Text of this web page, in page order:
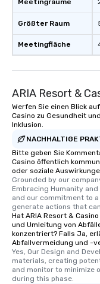
Meetingräume
Größter Raum
Meetingfläche
ARIA Resort &
Werfen Sie einen Blick
Casino zu Gesundheit
Inklusion.
NACHHALTIGE
Bitte geben Sie
Casino öffentlich
oder soziale
Grounded by our
Embracing Humanity
and our commitment to
generate actions that
Hat ARIA Resort &
und Umleitung von
konzentriert? Falls Ja,
Abfallvermeidung und -
Yes, Our Design and
materials, creating
and monitor to minimize
during this phase.